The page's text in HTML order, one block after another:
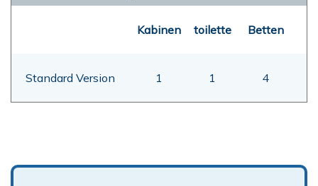
Kabinen toilette Betten
Standard Version 1 1 4